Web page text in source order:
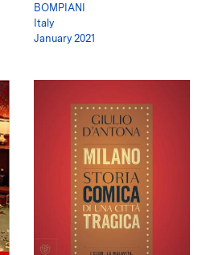
BOMPIANI
Italy
January 2021